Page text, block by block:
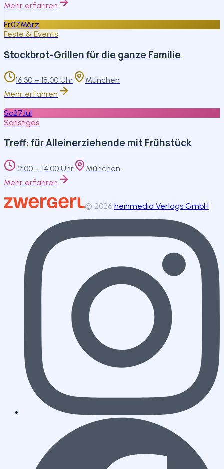
Mehr erfahren
Fr07März
Feste & Events
Stockbrot-Grillen für die ganze Familie
16:30 – 18:00 Uhr
München
Mehr erfahren
So27Jul
Sonstiges
Treff: für Alleinerziehende mit Frühstück
12:00 – 14:00 Uhr
München
Mehr erfahren
© 2026 heinmedia Verlags GmbH